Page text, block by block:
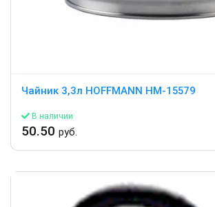
Чайник 3,3л HOFFMANN HM-15579
В наличии
50.50 руб.